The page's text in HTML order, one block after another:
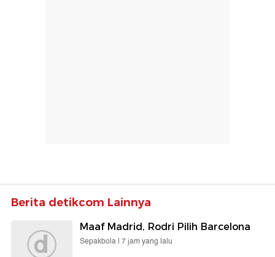
Berita detikcom Lainnya
Maaf Madrid, Rodri Pilih Barcelona
Sepakbola | 7 jam yang lalu